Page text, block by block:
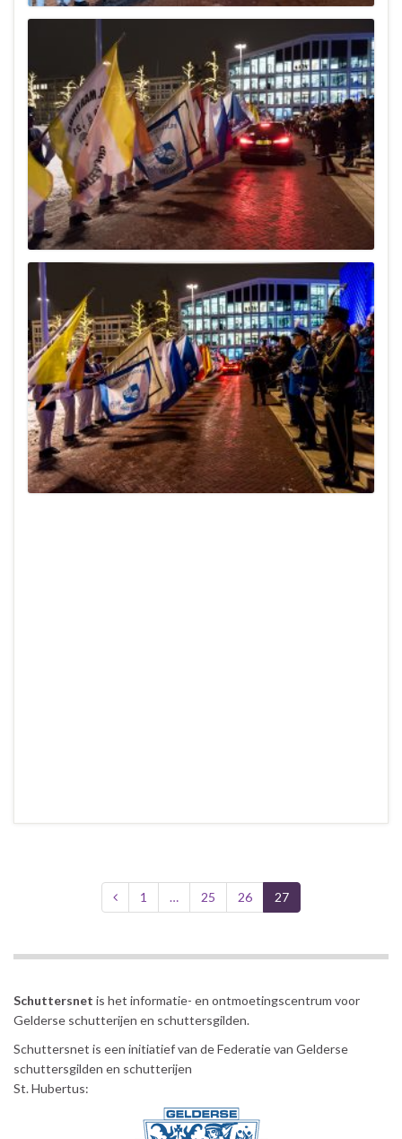
1 … 25 26 27
Schuttersnet is het informatie- en ontmoetingscentrum voor
Gelderse schutterijen en schuttersgilden.
Schuttersnet is een initiatief van de Federatie van Gelderse
schuttersgilden en schutterijen
St. Hubertus: